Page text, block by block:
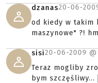
dzanas20-06-
od kiedy w
maszynowe" ?!
sisi20-06-2009 @
Teraz mogliby
bym szczęśliwy...